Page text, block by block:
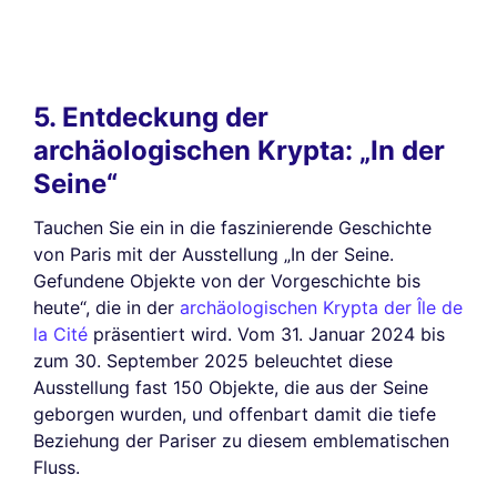
5. Entdeckung der
archäologischen Krypta: „In der
Seine“
Tauchen Sie ein in die faszinierende Geschichte
von Paris mit der Ausstellung „In der Seine.
Gefundene Objekte von der Vorgeschichte bis
heute“, die in der archäologischen Krypta der Île de
la Cité präsentiert wird. Vom 31. Januar 2024 bis
zum 30. September 2025 beleuchtet diese
Ausstellung fast 150 Objekte, die aus der Seine
geborgen wurden, und offenbart damit die tiefe
Beziehung der Pariser zu diesem emblematischen
Fluss.